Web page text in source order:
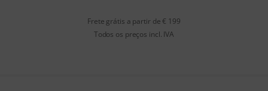
Frete grátis a partir de € 199
Todos os preços incl. IVA